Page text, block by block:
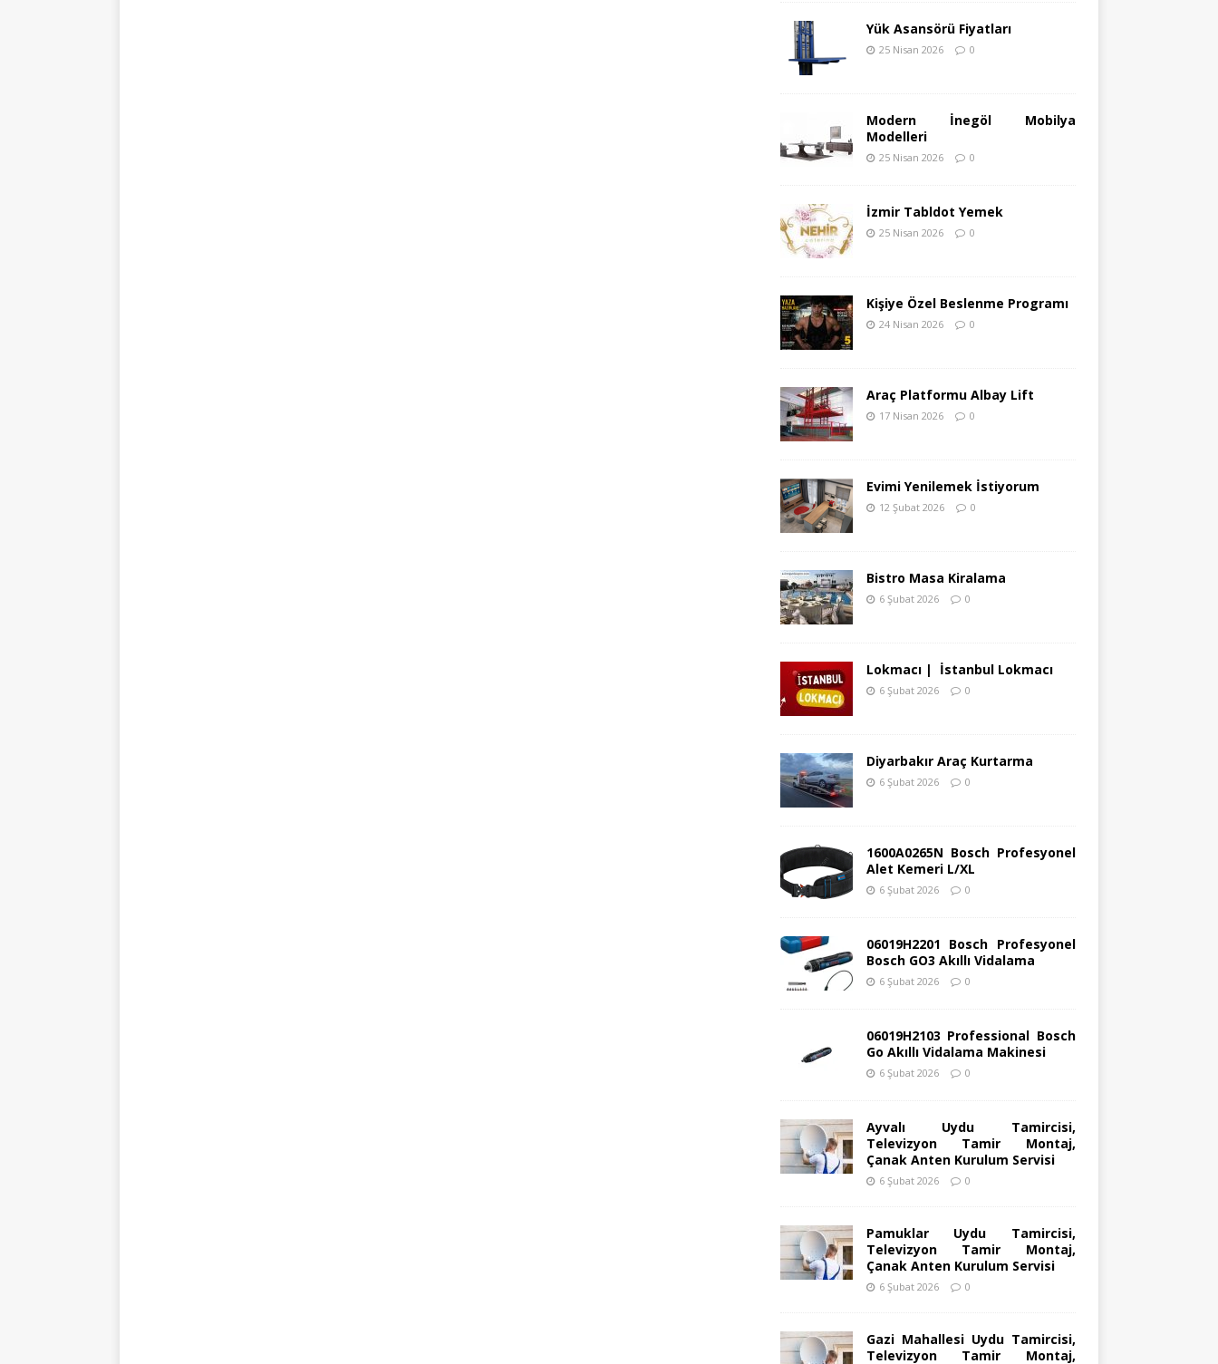
Yük Asansörü Fiyatları
25 Nisan 2026 0
Modern İnegöl Mobilya
Modelleri
25 Nisan 2026 0
İzmir Tabldot Yemek
25 Nisan 2026 0
Kişiye Özel Beslenme Programı
24 Nisan 2026 0
Araç Platformu Albay Lift
17 Nisan 2026 0
Evimi Yenilemek İstiyorum
12 Şubat 2026 0
Bistro Masa Kiralama
6 Şubat 2026 0
Lokmacı | İstanbul Lokmacı
6 Şubat 2026 0
Diyarbakır Araç Kurtarma
6 Şubat 2026 0
1600A0265N Bosch Profesyonel
Alet Kemeri L/XL
6 Şubat 2026 0
06019H2201 Bosch Profesyonel
Bosch GO3 Akıllı Vidalama
6 Şubat 2026 0
06019H2103 Professional Bosch
Go Akıllı Vidalama Makinesi
6 Şubat 2026 0
Ayvalı Uydu Tamircisi,
Televizyon Tamir Montaj,
Çanak Anten Kurulum Servisi
6 Şubat 2026 0
Pamuklar Uydu Tamircisi,
Televizyon Tamir Montaj,
Çanak Anten Kurulum Servisi
6 Şubat 2026 0
Gazi Mahallesi Uydu Tamircisi,
Televizyon Tamir Montaj,